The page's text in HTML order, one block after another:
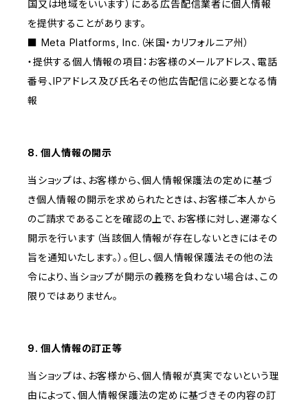
国又は地域をいいます）にある広告配信業者に個人情報
を提供することがあります。
■ Meta Platforms, Inc.（米国・カリフォルニア州）
・提供する個人情報の項目：お客様のメールアドレス、電話
番号、IPアドレス及び氏名その他広告配信に必要となる情
報
8. 個人情報の開示
当ショップは、お客様から、個人情報保護法の定めに基づ
き個人情報の開示を求められたときは、お客様ご本人から
のご請求であることを確認の上で、お客様に対し、遅滞なく
開示を行います（当該個人情報が存在しないときにはその
旨を通知いたします。）。但し、個人情報保護法その他の法
令により、当ショップが開示の義務を負わない場合は、この
限りではありません。
9. 個人情報の訂正等
当ショップは、お客様から、個人情報が真実でないという理
由によって、個人情報保護法の定めに基づきその内容の訂